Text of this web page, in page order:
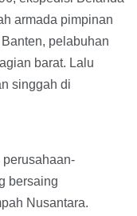
armada pimpinan
pelabuhan
barat. Lalu
singgah di
bersaing
Nusantara.